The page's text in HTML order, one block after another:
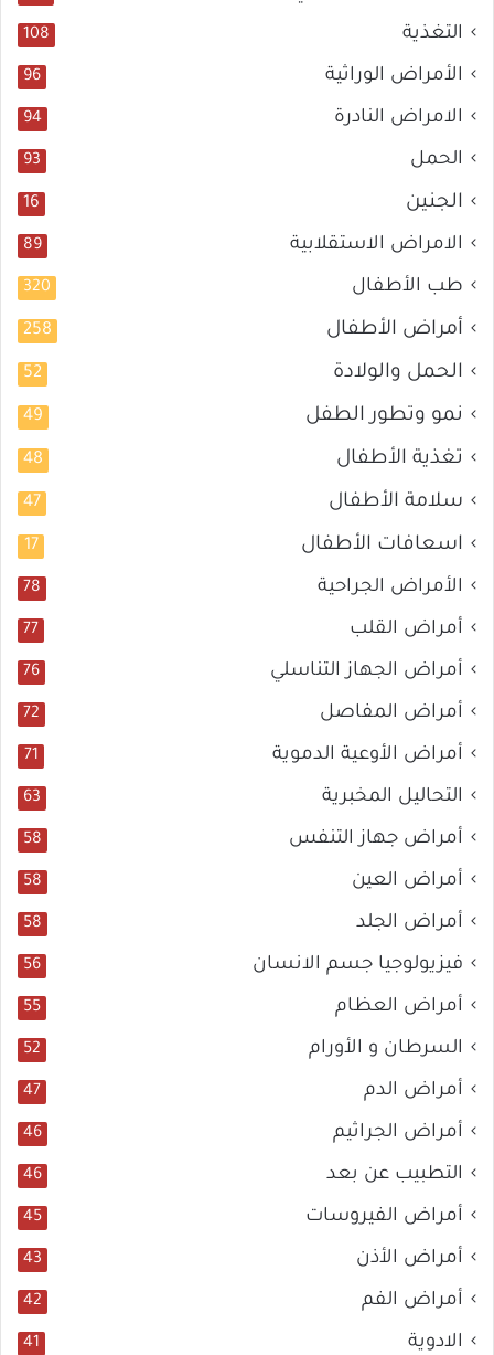
التغذية 108
الأمراض الوراثية 96
الامراض النادرة 94
الحمل 93
الجنين 16
الامراض الاستقلابية 89
طب الأطفال 320
أمراض الأطفال 258
الحمل والولادة 52
نمو وتطور الطفل 49
تغذية الأطفال 48
سلامة الأطفال 47
اسعافات الأطفال 17
الأمراض الجراحية 78
أمراض القلب 77
أمراض الجهاز التناسلي 76
أمراض المفاصل 72
أمراض الأوعية الدموية 71
التحاليل المخبرية 63
أمراض جهاز التنفس 58
أمراض العين 58
أمراض الجلد 58
فيزيولوجيا جسم الانسان 56
أمراض العظام 55
السرطان و الأورام 52
أمراض الدم 47
أمراض الجراثيم 46
التطبيب عن بعد 46
أمراض الفيروسات 45
أمراض الأذن 43
أمراض الفم 42
الادوية 41